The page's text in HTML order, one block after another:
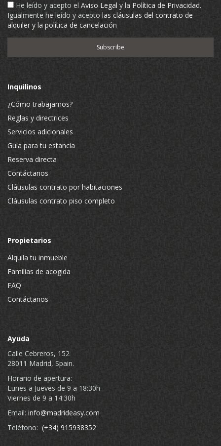
He leído y acepto el Aviso Legal y la Política de Privacidad.
Igualmente he leído y acepto las cláusulas del contrato de
alquiler y la política de cancelación
Inquilinos
¿Cómo trabajamos?
Reglas y directrices
Servicios adicionales
Guía para tu estancia
Reserva directa
Contáctanos
Cláusulas contrato por habitaciones
Cláusulas contrato piso completo
Propietarios
Alquila tu inmueble
Familias de acogida
FAQ
Contáctanos
Ayuda
Calle Cebreros, 152
28011 Madrid, Spain.
Horario de apertura:
Lunes a Jueves de 9 a 18:30h
Viernes de 9 a 14:30h
Email: info@madrideasy.com
Teléfono: (+34) 915938352